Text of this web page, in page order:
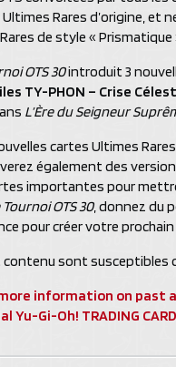
Ultimes Rares d’origine, et
de style «
OTS 30introduit 3
TY-PHON – Crise
L’Ère du Seigneur
cartes Ultimes
également des
importantes pour
OTS 30, donnez du
pour créer votre prochain
sont susceptibles
information on past
Gi-Oh! TRADING